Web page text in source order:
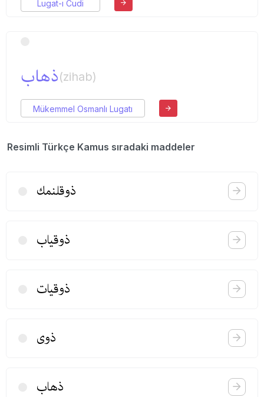
Lugat-ı Cudi
ذهاب(zihab)
Mükemmel Osmanlı Lugatı
Resimli Türkçe Kamus sıradaki maddeler
ذوقلنمك
ذوقیاب
ذوقیات
ذوی
ذهاب